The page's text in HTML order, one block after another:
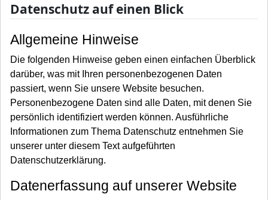
Datenschutz auf einen Blick
Allgemeine Hinweise
Die folgenden Hinweise geben einen einfachen Überblick
darüber, was mit Ihren personenbezogenen Daten
passiert, wenn Sie unsere Website besuchen.
Personenbezogene Daten sind alle Daten, mit denen Sie
persönlich identifiziert werden können. Ausführliche
Informationen zum Thema Datenschutz entnehmen Sie
unserer unter diesem Text aufgeführten
Datenschutzerklärung.
Datenerfassung auf unserer Website